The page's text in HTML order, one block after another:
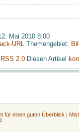
Mai 2010 8:00
URL Themengebiet:
RSS 2.0 Diesen Artikel
für einen guten Überblick |